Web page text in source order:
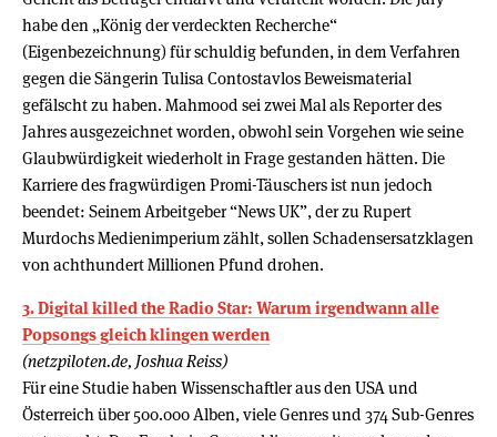
habe den „König der verdeckten Recherche“
(Eigenbezeichnung) für schuldig befunden, in dem Verfahren
gegen die Sängerin Tulisa Contostavlos Beweismaterial
gefälscht zu haben. Mahmood sei zwei Mal als Reporter des
Jahres ausgezeichnet worden, obwohl sein Vorgehen wie seine
Glaubwürdigkeit wiederholt in Frage gestanden hätten. Die
Karriere des fragwürdigen Promi-Täuschers ist nun jedoch
beendet: Seinem Arbeitgeber “News UK”, der zu Rupert
Murdochs Medienimperium zählt, sollen Schadensersatzklagen
von achthundert Millionen Pfund drohen.
3. Digital killed the Radio Star: Warum irgendwann alle
Popsongs gleich klingen werden
(netzpiloten.de, Joshua Reiss)
Für eine Studie haben Wissenschaftler aus den USA und
Österreich über 500.000 Alben, viele Genres und 374 Sub-Genres